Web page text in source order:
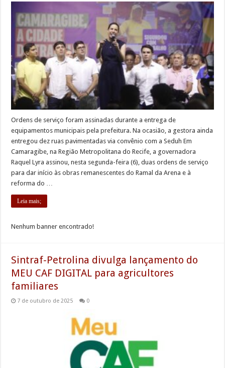
Ordens de serviço foram assinadas durante a entrega de
equipamentos municipais pela prefeitura. Na ocasião, a gestora ainda
entregou dez ruas pavimentadas via convênio com a Seduh Em
Camaragibe, na Região Metropolitana do Recife, a governadora
Raquel Lyra assinou, nesta segunda-feira (6), duas ordens de serviço
para dar início às obras remanescentes do Ramal da Arena e à
reforma do …
Leia mais;
Nenhum banner encontrado!
Sintraf-Petrolina divulga lançamento do
MEU CAF DIGITAL para agricultores
familiares
7 de outubro de 2025 0